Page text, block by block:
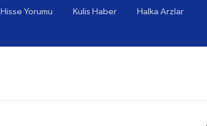
Hisse Yorumu Kulis Haber Halka Arzlar